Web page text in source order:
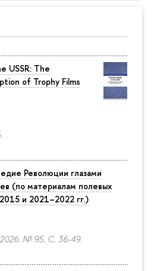
USSR: The
of Trophy Films
Революции глазами
(по материалам полевых
и 2021–2022 гг.)
№ 95. С. 36-49.